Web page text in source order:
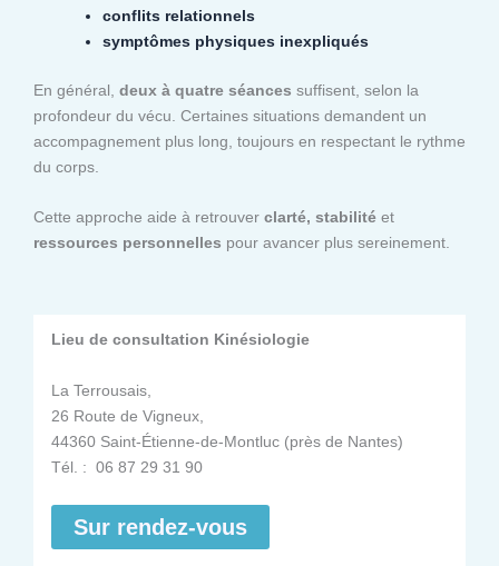
conflits relationnels
symptômes physiques inexpliqués
En général, deux à quatre séances suffisent, selon la
profondeur du vécu. Certaines situations demandent un
accompagnement plus long, toujours en respectant le rythme
du corps.
Cette approche aide à retrouver clarté, stabilité et
ressources personnelles pour avancer plus sereinement.
Lieu de consultation Kinésiologie
La Terrousais,
26 Route de Vigneux,
44360 Saint-Étienne-de-Montluc (près de Nantes)
Tél. : 06 87 29 31 90
Sur rendez-vous